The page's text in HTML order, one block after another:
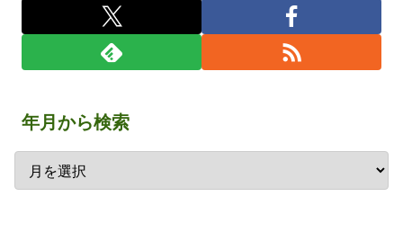
年月から検索